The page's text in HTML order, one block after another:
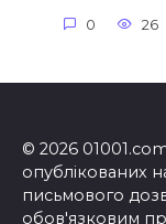
0 26
© 2026
опублікованих
письмового
обов'язковим